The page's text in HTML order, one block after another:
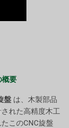
概要
盤 は、木製部品
れた高精度木工
このCNC旋盤